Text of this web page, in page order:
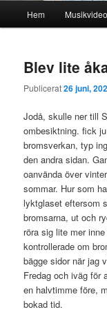
Hem
Blev lite
Publicerat26 juni,
Jodå, skulle ner till
ombesiktning. fick
bromsverkan, typ
den andra sidan.
oanvända över
sommar. Hur som
lyktglaset eftersom
bromsarna, ut och
röra sig lite mer
kontrollerade om
bägge sidor när jag
Fredag och iväg för
en halvtimme före,
bokad tid.